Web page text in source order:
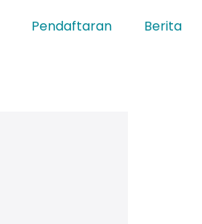
Pendaftaran Berita